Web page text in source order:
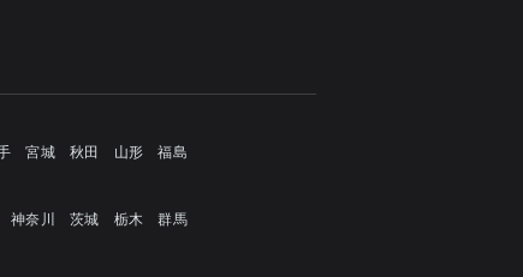
宮城 秋田 山形 福島
神奈川 茨城 栃木 群馬